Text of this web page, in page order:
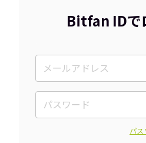
Bitfan IDで
パス